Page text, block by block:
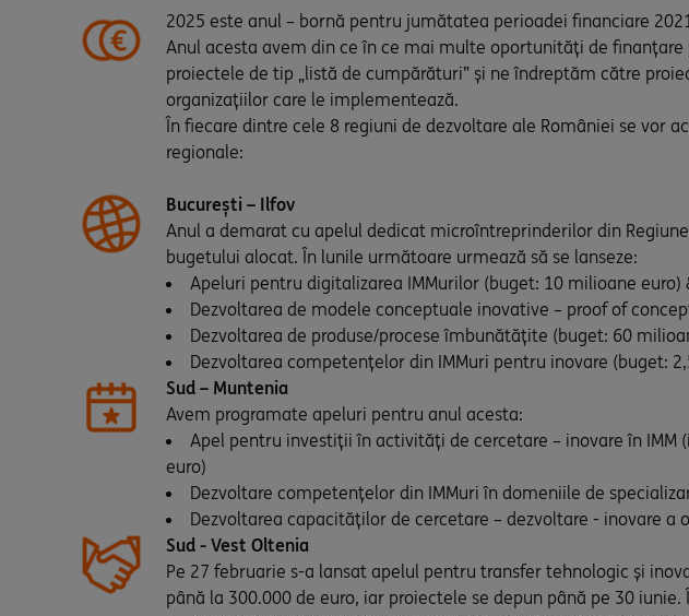
2025 este anul – bornă pentru jumătatea perioadei financiare
Anul acesta avem din ce în ce mai multe oportunități de
proiectele de tip „listă de cumpărături” și ne îndreptăm către
organizațiilor care le implementează.
În fiecare dintre cele 8 regiuni de dezvoltare ale României se vor
regionale:
București – Ilfov
Anul a demarat cu apelul dedicat microîntreprinderilor din
bugetului alocat. În lunile următoare urmează să se lanseze:
Apeluri pentru digitalizarea IMMurilor (buget: 10 milioane
Dezvoltarea de modele conceptuale inovative – proof of
Dezvoltarea de produse/procese îmbunătățite (buget: 60
Dezvoltarea competențelor din IMMuri pentru inovare (buget:
Sud – Muntenia
Avem programate apeluri pentru anul acesta:
Apel pentru investiții în activități de cercetare – inovare în
euro)
Dezvoltare competențelor din IMMuri în domeniile de
Dezvoltarea capacităților de cercetare – dezvoltare - inovare
Sud - Vest Oltenia
Pe 27 februarie s-a lansat apelul pentru transfer tehnologic și
până la 300.000 de euro, iar proiectele se depun până pe 30